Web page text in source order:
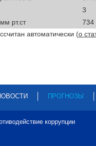
3
рт.ст
734
автоматически (о
ПРОГНОЗЫ
коррупции